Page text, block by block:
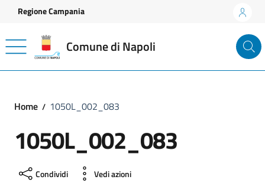
Vai ai contenuti
Vai al footer
Regione Campania
Comune di Napoli
Home 1050L_002_083
1050L_002_083
Condividi Vedi azioni